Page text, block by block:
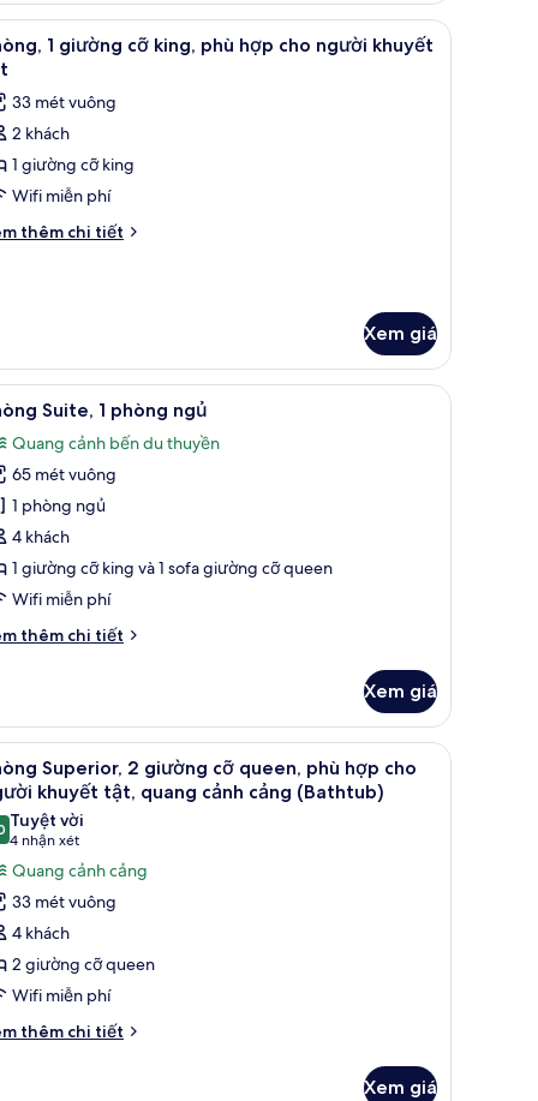
bông, minibar Bộ đồ giường cao cấp, nệm có lớp đệm
6
1 giường cỡ king, phù hợp cho người khuyết
33 mét vuông
2 khách
1 giường cỡ king
Wifi miễn phí
thêm chi tiết
Xem giá
bông, minibar Phòng Suite, 1 phòng ngủ | Quang cảnh từ
7 Suite, 1 phòng ngủ
Quang cảnh bến du thuyền
65 mét vuông
1 phòng ngủ
4 khách
1 giường cỡ king và 1 sofa giường cỡ queen
Wifi miễn phí
thêm chi tiết
Xem giá
5
Superior, 2 giường cỡ queen, phù hợp cho
khuyết tật, quang cảnh cảng (Bathtub)
trên 10
Tuyệt vời
4 nhận xét
(4
nhận
xét)
Quang cảnh cảng
33 mét vuông
4 khách
2 giường cỡ queen
Wifi miễn phí
thêm chi tiết
Xem giá